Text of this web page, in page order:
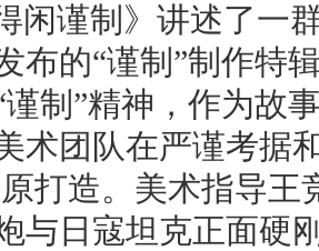
闲谨制》讲述了一
布的“谨制”制作特
制”精神，作为故
术团队在严谨考据
打造。美术指导
与日寇坦克正面硬